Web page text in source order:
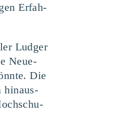
Erfah­
Lud­ger
Neue­
Die
hin­aus­